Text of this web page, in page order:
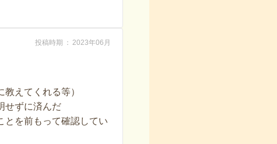
投稿時期 2023年06月
えてくれる等）
せずに済んだ
とを前もって確認してい